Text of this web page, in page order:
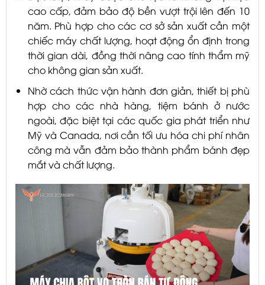
cao cấp, đảm bảo độ bền vượt trội lên đến 10
năm. Phù hợp cho các cơ sở sản xuất cần một
chiếc máy chất lượng, hoạt động ổn định trong
thời gian dài, đồng thời nâng cao tính thẩm mỹ
cho không gian sản xuất.
Nhờ cách thức vận hành đơn giản, thiết bị phù
hợp cho các nhà hàng, tiệm bánh ở nước
ngoài, đặc biệt tại các quốc gia phát triển như
Mỹ và Canada, nơi cần tối ưu hóa chi phí nhân
công mà vẫn đảm bảo thành phẩm bánh đẹp
mắt và chất lượng.